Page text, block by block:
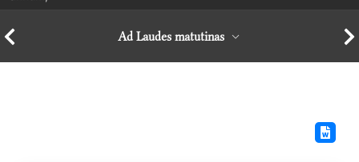
Ad Laudes matutinas